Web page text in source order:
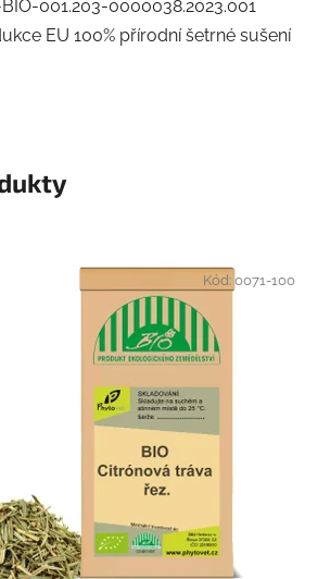
001.203-0000038.2023.001
EU 100% přírodní šetrné sušení
Kód:0071-100